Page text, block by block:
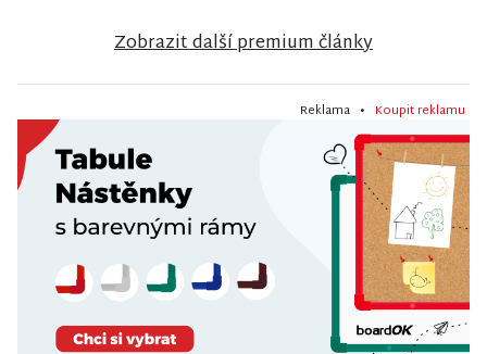
Zobrazit další premium články
Reklama • Koupit reklamu